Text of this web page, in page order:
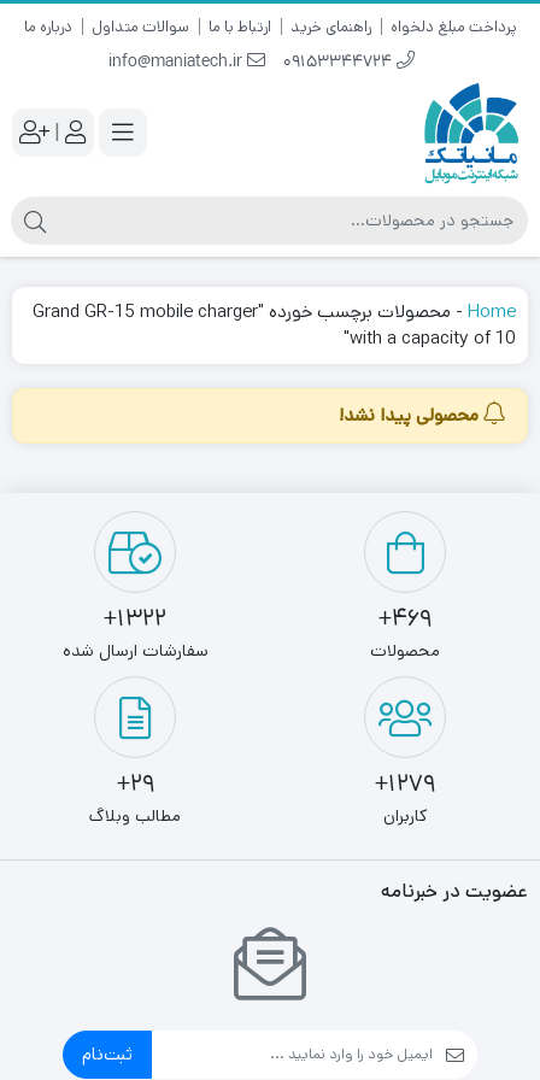
پرداخت مبلغ دلخواه راهنمای خرید ارتباط با ما سوالات متداول درباره ما
09153344724
info@maniatech.ir
|
Home
-
محصولات برچسب خورده "Grand GR-15 mobile charger
with a capacity of 10"
محصولی پیدا نشد!
469+
محصولات
1322+
سفارشات ارسال شده
1279+
کاربران
29+
مطالب وبلاگ
عضویت در خبرنامه
ثبت‌نام